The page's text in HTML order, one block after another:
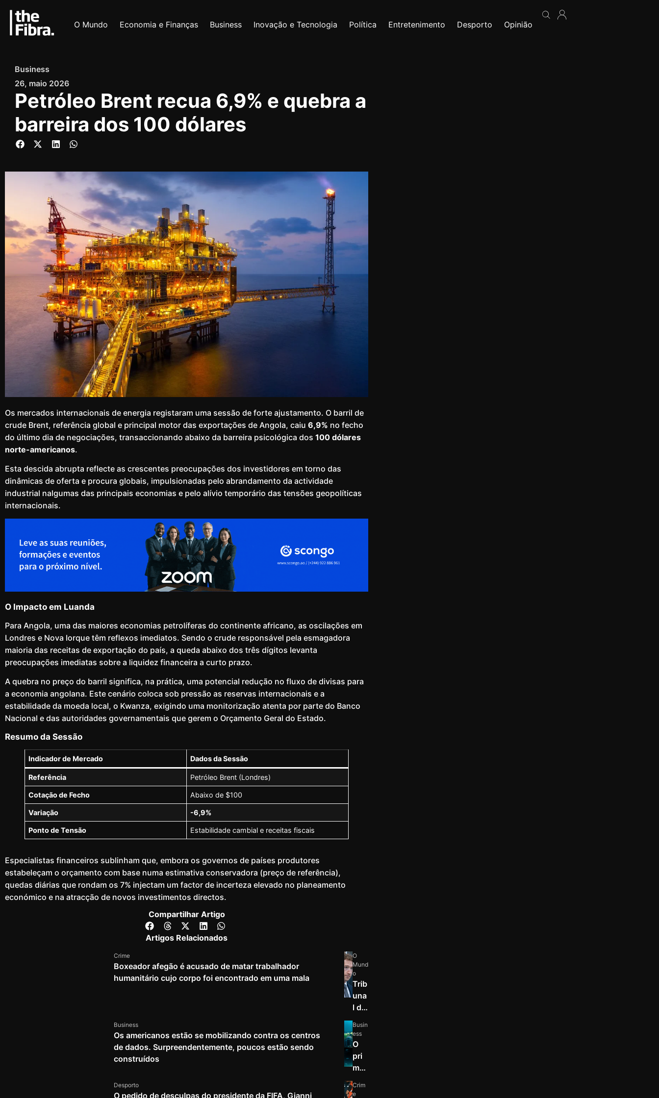
O Mundo Economia e Finanças Business Inovação e Tecnologia Política Entretenimento Desporto Opinião
Business
26, maio 2026
Petróleo Brent recua 6,9% e quebra a
barreira dos 100 dólares
Os mercados internacionais de energia registaram uma sessão de forte ajustamento. O barril de
crude Brent, referência global e principal motor das exportações de Angola, caiu 6,9% no fecho
do último dia de negociações, transaccionando abaixo da barreira psicológica dos 100 dólares
norte-americanos.
Esta descida abrupta reflecte as crescentes preocupações dos investidores em torno das
dinâmicas de oferta e procura globais, impulsionadas pelo abrandamento da actividade
industrial nalgumas das principais economias e pelo alívio temporário das tensões geopolíticas
internacionais.
O Impacto em Luanda
Para Angola, uma das maiores economias petrolíferas do continente africano, as oscilações em
Londres e Nova Iorque têm reflexos imediatos. Sendo o crude responsável pela esmagadora
maioria das receitas de exportação do país, a queda abaixo dos três dígitos levanta
preocupações imediatas sobre a liquidez financeira a curto prazo.
A quebra no preço do barril significa, na prática, uma potencial redução no fluxo de divisas para
a economia angolana. Este cenário coloca sob pressão as reservas internacionais e a
estabilidade da moeda local, o Kwanza, exigindo uma monitorização atenta por parte do Banco
Nacional e das autoridades governamentais que gerem o Orçamento Geral do Estado.
Resumo da Sessão
Indicador de Mercado Dados da Sessão
Referência Petróleo Brent (Londres)
Cotação de Fecho Abaixo de $100
Variação -6,9%
Ponto de Tensão Estabilidade cambial e receitas fiscais
Especialistas financeiros sublinham que, embora os governos de países produtores
estabeleçam o orçamento com base numa estimativa conservadora (preço de referência),
quedas diárias que rondam os 7% injectam um factor de incerteza elevado no planeamento
económico e na atracção de novos investimentos directos.
Compartilhar Artigo
Artigos Relacionados
Crime
Boxeador afegão é acusado de matar trabalhador
humanitário cujo corpo foi encontrado em uma mala
O
Mund
o
Trib
una
l do
Nov
o
Mé
xico
ord
que
Business
Os americanos estão se mobilizando contra os centros
de dados. Surpreendentemente, poucos estão sendo
construídos
Busin
ess
O
pri
mei
ro
nov
Desporto
O pedido de desculpas do presidente da FIFA, Gianni
Crim
e